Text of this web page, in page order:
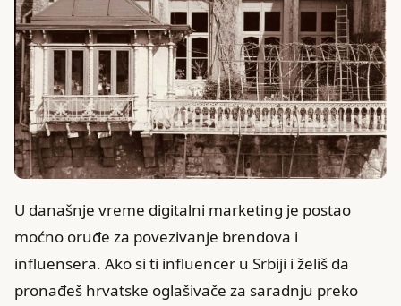
U današnje vreme digitalni marketing je postao
moćno oruđe za povezivanje brendova i
influensera. Ako si ti influencer u Srbiji i želiš da
pronađeš hrvatske oglašivače za saradnju preko